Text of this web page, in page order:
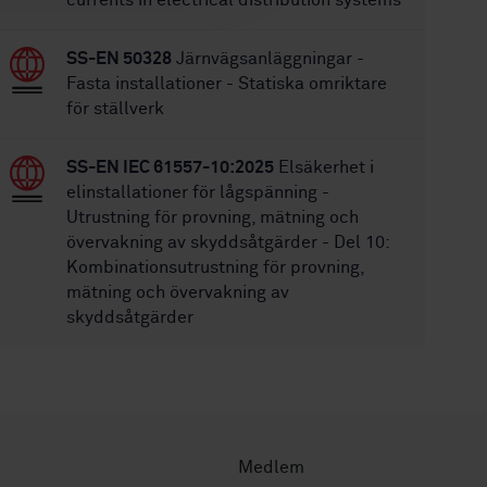
SS-EN 50328 Järnvägsanläggningar -
Fasta installationer - Statiska omriktare
för ställverk
SS-EN IEC 61557-10:2025 Elsäkerhet i
elinstallationer för lågspänning -
Utrustning för provning, mätning och
övervakning av skyddsåtgärder - Del 10:
Kombinationsutrustning för provning,
mätning och övervakning av
skyddsåtgärder
Medlem